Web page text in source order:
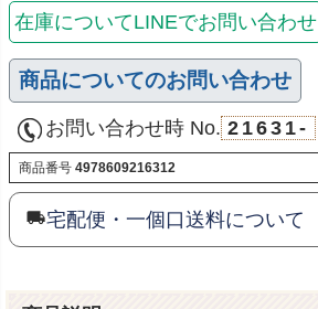
在庫についてLINEでお問い合わせ
商品についてのお問い合わせ
お問い合わせ時 No. 21631-
商品番号 4978609216312
宅配便・一個口送料について